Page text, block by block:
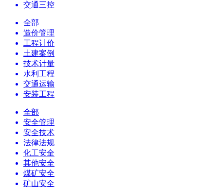
交通三控
全部
造价管理
工程计价
土建案例
技术计量
水利工程
交通运输
安装工程
全部
安全管理
安全技术
法律法规
化工安全
其他安全
煤矿安全
矿山安全